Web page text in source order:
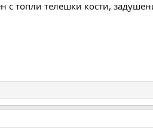
с топли телешки кости,